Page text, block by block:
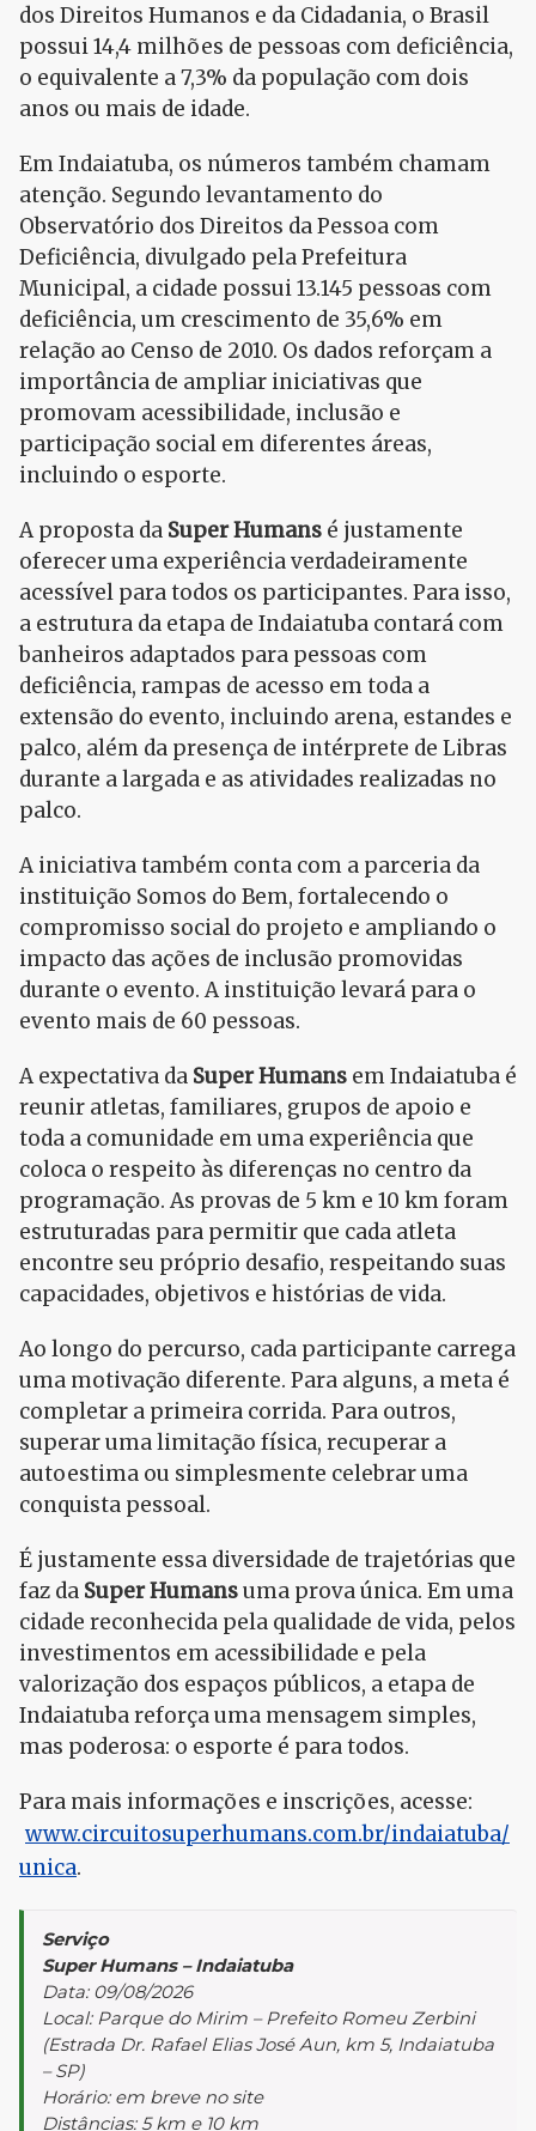
dos Direitos Humanos e da Cidadania, o Brasil
possui 14,4 milhões de pessoas com deficiência,
o equivalente a 7,3% da população com dois
anos ou mais de idade.
Em Indaiatuba, os números também chamam
atenção. Segundo levantamento do
Observatório dos Direitos da Pessoa com
Deficiência, divulgado pela Prefeitura
Municipal, a cidade possui 13.145 pessoas com
deficiência, um crescimento de 35,6% em
relação ao Censo de 2010. Os dados reforçam a
importância de ampliar iniciativas que
promovam acessibilidade, inclusão e
participação social em diferentes áreas,
incluindo o esporte.
A proposta da Super Humans é justamente
oferecer uma experiência verdadeiramente
acessível para todos os participantes. Para isso,
a estrutura da etapa de Indaiatuba contará com
banheiros adaptados para pessoas com
deficiência, rampas de acesso em toda a
extensão do evento, incluindo arena, estandes e
palco, além da presença de intérprete de Libras
durante a largada e as atividades realizadas no
palco.
A iniciativa também conta com a parceria da
instituição Somos do Bem, fortalecendo o
compromisso social do projeto e ampliando o
impacto das ações de inclusão promovidas
durante o evento. A instituição levará para o
evento mais de 60 pessoas.
A expectativa da Super Humans em Indaiatuba é
reunir atletas, familiares, grupos de apoio e
toda a comunidade em uma experiência que
coloca o respeito às diferenças no centro da
programação. As provas de 5 km e 10 km foram
estruturadas para permitir que cada atleta
encontre seu próprio desafio, respeitando suas
capacidades, objetivos e histórias de vida.
Ao longo do percurso, cada participante carrega
uma motivação diferente. Para alguns, a meta é
completar a primeira corrida. Para outros,
superar uma limitação física, recuperar a
autoestima ou simplesmente celebrar uma
conquista pessoal.
É justamente essa diversidade de trajetórias que
faz da Super Humansuma prova única. Em uma
cidade reconhecida pela qualidade de vida, pelos
investimentos em acessibilidade e pela
valorização dos espaços públicos, a etapa de
Indaiatuba reforça uma mensagem simples,
mas poderosa: o esporte é para todos.
Para mais informações e inscrições, acesse:
www.circuitosuperhumans.com.br/indaiatuba/
unica.
Serviço
Super Humans – Indaiatuba
Data: 09/08/2026
Local: Parque do Mirim – Prefeito Romeu Zerbini
(Estrada Dr. Rafael Elias José Aun, km 5, Indaiatuba
– SP)
Horário: em breve no site
Distâncias: 5 km e 10 km